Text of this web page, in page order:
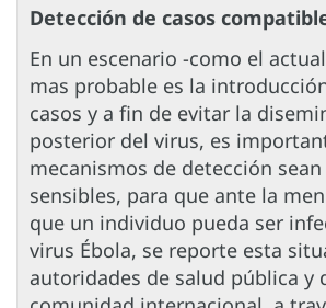
Detección de casos
En un escenario -como el
mas probable es la
casos y a fin de evitar la
posterior del virus, es
mecanismos de detección
sensibles, para que ante la
que un individuo pueda ser
virus Ébola, se reporte esta
autoridades de salud pública y